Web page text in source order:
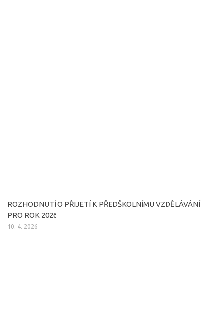
ROZHODNUTÍ O PŘIJETÍ K PŘEDŠKOLNÍMU VZDĚLÁVÁNÍ
PRO ROK 2026
10. 4. 2026